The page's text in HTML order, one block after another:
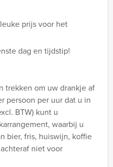
prijs voor het
dag en tijdstip!
trekken om uw drankje af
persoon per uur dat u in
BTW) kunt u
waarbij u
bier, fris, huiswijn, koffie
niet voor